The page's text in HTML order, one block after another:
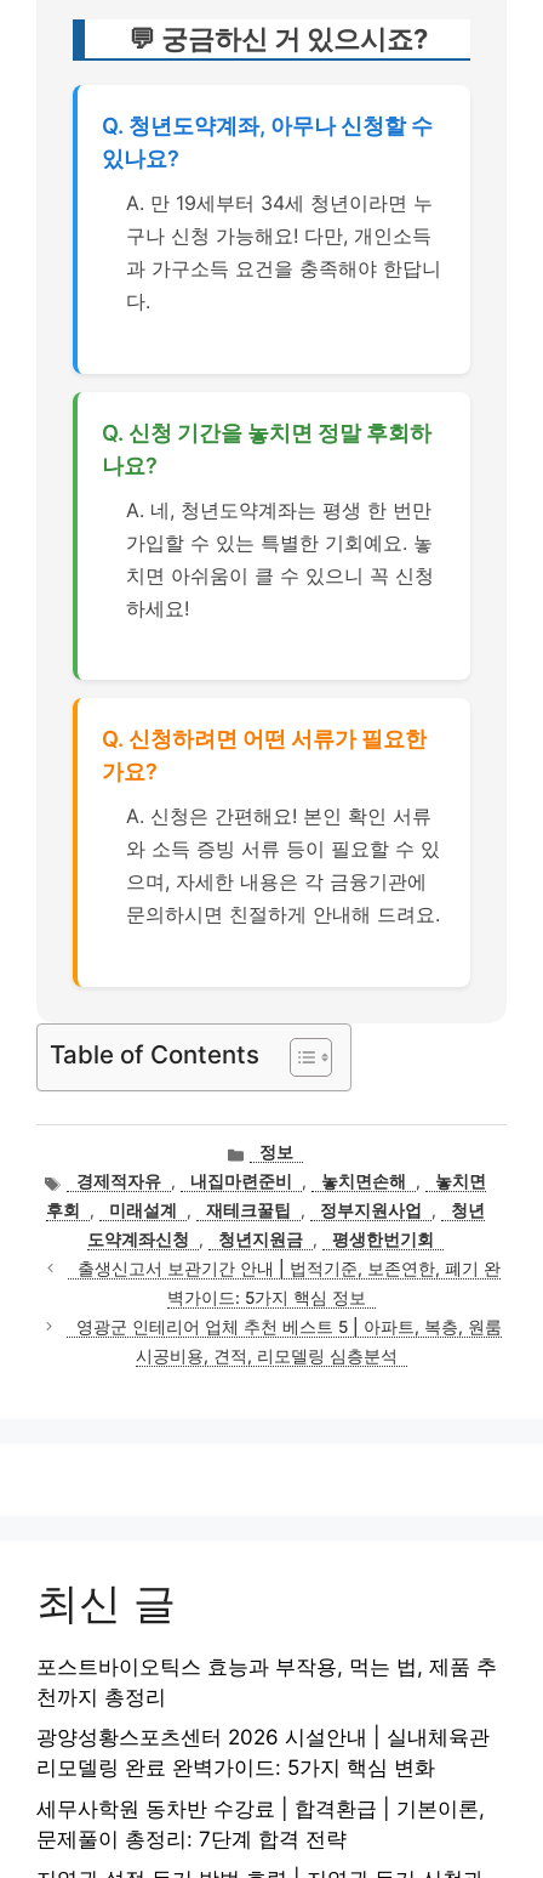
💬 궁금하신 거 있으시죠?
Q. 청년도약계좌, 아무나 신청할 수
있나요?
A. 만 19세부터 34세 청년이라면 누
구나 신청 가능해요! 다만, 개인소득
과 가구소득 요건을 충족해야 한답니
다.
Q. 신청 기간을 놓치면 정말 후회하
나요?
A. 네, 청년도약계좌는 평생 한 번만
가입할 수 있는 특별한 기회예요. 놓
치면 아쉬움이 클 수 있으니 꼭 신청
하세요!
Q. 신청하려면 어떤 서류가 필요한
가요?
A. 신청은 간편해요! 본인 확인 서류
와 소득 증빙 서류 등이 필요할 수 있
으며, 자세한 내용은 각 금융기관에
문의하시면 친절하게 안내해 드려요.
Table of Contents
카
테
고
리
정보
태
그
경제적자유 , 내집마련준비 , 놓치면손해 ,
놓치면
후회
, 미래설계 , 재테크꿀팁 , 정부지원사업 ,
청년
도약계좌신청
, 청년지원금 ,
평생한번기회
출생신고서 보관기간 안내 | 법적기준, 보존연한, 폐기 완
벽가이드: 5가지 핵심 정보
영광군 인테리어 업체 추천 베스트 5 | 아파트, 복층, 원룸
시공비용, 견적, 리모델링 심층분석
최신 글
포스트바이오틱스 효능과 부작용, 먹는 법, 제품 추
천까지 총정리
광양성황스포츠센터 2026 시설안내 | 실내체육관
리모델링 완료 완벽가이드: 5가지 핵심 변화
세무사학원 동차반 수강료 | 합격환급 | 기본이론,
문제풀이 총정리: 7단계 합격 전략